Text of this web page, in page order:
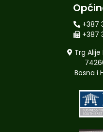
+387
+387
Trg
Bosna i